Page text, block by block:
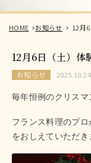
HOME お知らせ 12月
12月6日（土）体
お知らせ 2025.10.24
毎年恒例のクリスマ
フランス料理のプ
をおしえていただ